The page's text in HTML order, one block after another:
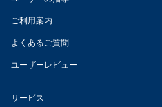
ご利用案内
よくあるご質問
ユーザーレビュー
サービス